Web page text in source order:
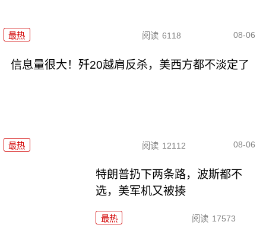
最热 阅读 6118 08-06
信息量很大！歼20越肩反杀，美西方都不淡定了
最热 阅读 12112 08-06
特朗普扔下两条路，波斯都不
选，美军机又被揍
最热 阅读 17573